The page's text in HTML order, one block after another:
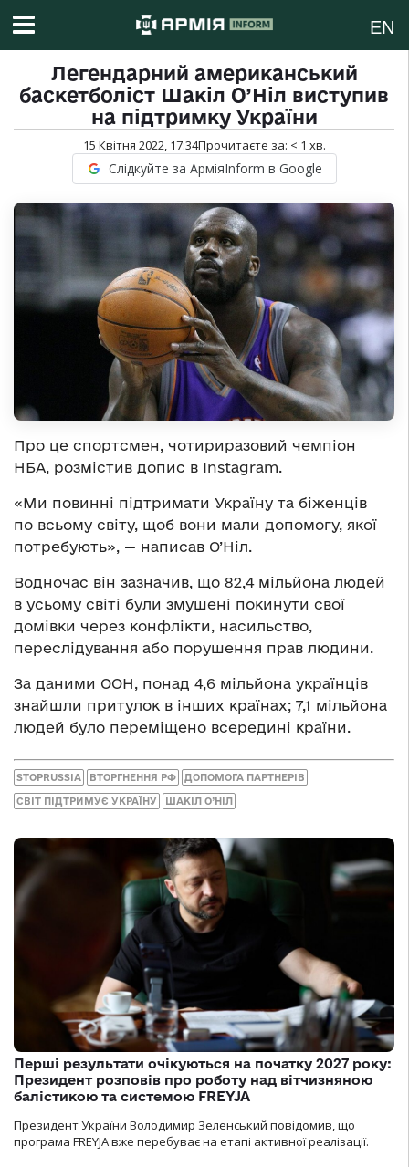
EN
Легендарний американський
баскетболіст Шакіл О’Ніл виступив
на підтримку України
15 Квітня 2022, 17:34Прочитаєте за: < 1 хв.
Слідкуйте за АрміяInform в Google
Про це спортсмен, чотириразовий чемпіон
НБА, розмістив допис в Instagram.
«Ми повинні підтримати Україну та біженців
по всьому світу, щоб вони мали допомогу, якої
потребують», — написав О’Ніл.
Водночас він зазначив, що 82,4 мільйона людей
в усьому світі були змушені покинути свої
домівки через конфлікти, насильство,
переслідування або порушення прав людини.
За даними ООН, понад 4,6 мільйона українців
знайшли притулок в інших країнах; 7,1 мільйона
людей було переміщено всередині країни.
STOPRUSSIA ВТОРГНЕННЯ РФ ДОПОМОГА ПАРТНЕРІВ
СВІТ ПІДТРИМУЄ УКРАЇНУ ШАКІЛ О’НІЛ
Перші результати очікуються на початку 2027 року:
Президент розповів про роботу над вітчизняною
балістикою та системою FREYJA
Президент України Володимир Зеленський повідомив, що
програма FREYJA вже перебуває на етапі активної реалізації.